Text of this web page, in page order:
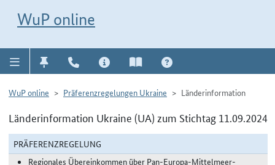
WuP online
WuP online Präferenzregelungen Ukraine Länderinformation
Länderinformation Ukraine (UA) zum Stichtag 11.09.2024
PRÄFERENZREGELUNG
Regionales Übereinkommen über Pan-Europa-Mittelmeer-